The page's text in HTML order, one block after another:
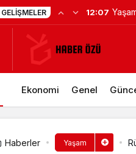
12:07
için
önemli
Ekonomi Genel
Haberler Yaşam
Rüyada Annenin